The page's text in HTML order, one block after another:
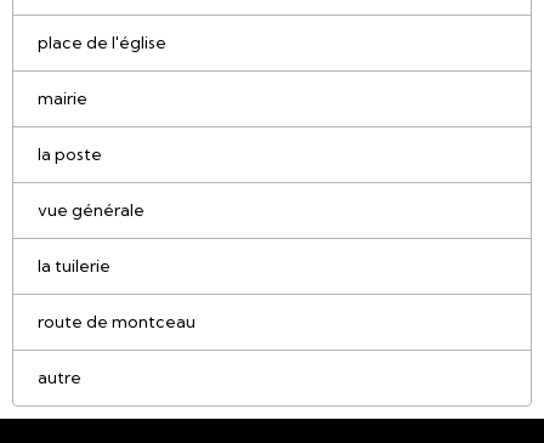
place de l'église
mairie
la poste
vue générale
la tuilerie
route de montceau
autre